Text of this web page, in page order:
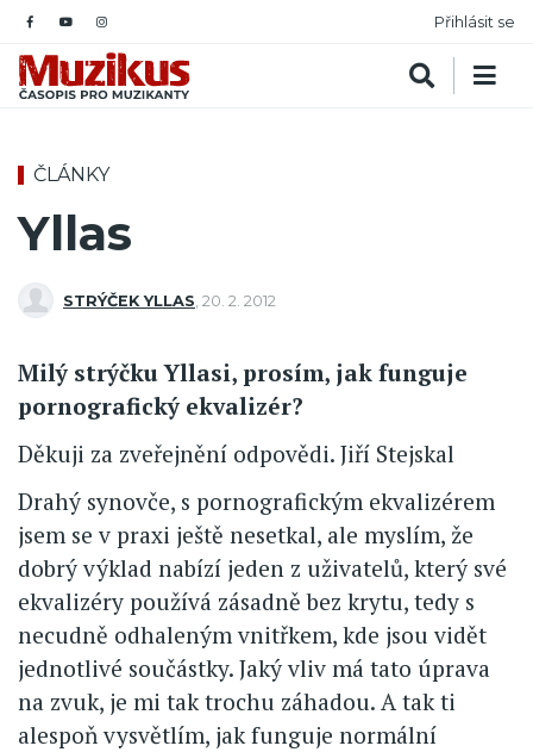
Přihlásit se
ČLÁNKY
Yllas
STRÝČEK YLLAS 20. 2. 2012
Milý strýčku Yllasi, prosím, jak funguje
pornografický ekvalizér?
Děkuji za zveřejnění odpovědi. Jiří Stejskal
Drahý synovče, s pornografickým ekvalizérem
jsem se v praxi ještě nesetkal, ale myslím, že
dobrý výklad nabízí jeden z uživatelů, který své
ekvalizéry používá zásadně bez krytu, tedy s
necudně odhaleným vnitřkem, kde jsou vidět
jednotlivé součástky. Jaký vliv má tato úprava
na zvuk, je mi tak trochu záhadou. A tak ti
alespoň vysvětlím, jak funguje normální